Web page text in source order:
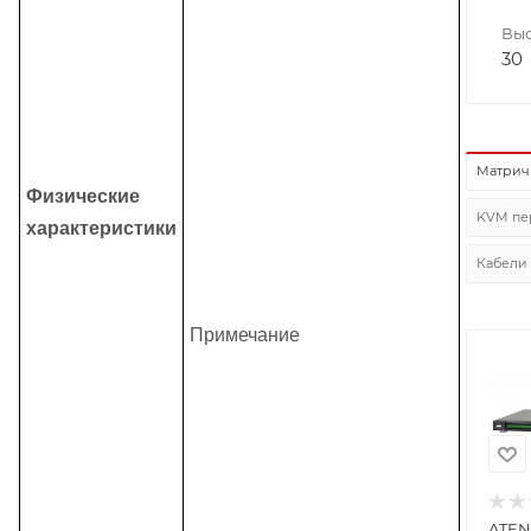
Физические
характеристики
Примечание
30
KVM